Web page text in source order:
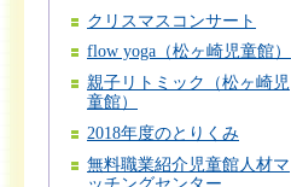
クリスマスコンサート
flow yoga（松ヶ崎児童館）
親子リトミック（松ヶ崎児
童館）
2018年度のとりくみ
無料職業紹介児童館人材マ